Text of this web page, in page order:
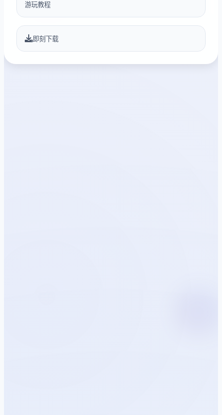
游玩教程
即刻下载